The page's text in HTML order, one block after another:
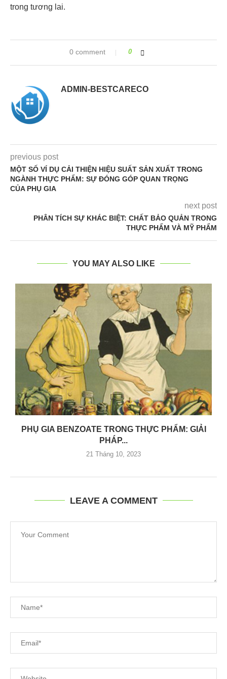
trong tương lai.
0 comment 0
ADMIN-BESTCARECO
previous post
MỘT SỐ VÍ DỤ CẢI THIỆN HIỆU SUẤT SẢN XUẤT TRONG
NGÀNH THỰC PHẨM: SỰ ĐÓNG GÓP QUAN TRỌNG
CỦA PHỤ GIA
next post
PHÂN TÍCH SỰ KHÁC BIỆT: CHẤT BẢO QUẢN TRONG
THỰC PHẨM VÀ MỸ PHẨM
YOU MAY ALSO LIKE
PHỤ GIA BENZOATE TRONG THỰC PHẨM: GIẢI
PHÁP...
21 Tháng 10, 2023
LEAVE A COMMENT